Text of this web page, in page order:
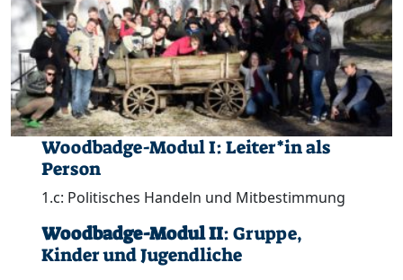
Woodbadge-Modul I: Leiter*in als
Person
1.c: Politisches Handeln und Mitbestimmung
Woodbadge-Modul II: Gruppe,
Kinder und Jugendliche